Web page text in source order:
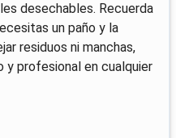
desechables. Recuerda
un paño y la
residuos ni manchas,
y profesional en cualquier